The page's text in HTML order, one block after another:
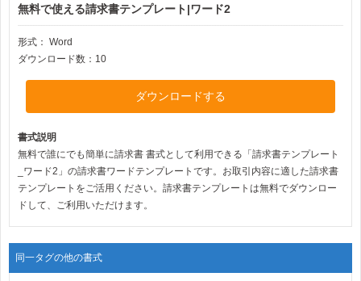
無料で使える請求書テンプレート|ワード2
形式： Word
ダウンロード数：10
ダウンロードする
書式説明
無料で誰にでも簡単に請求書 書式として利用できる「請求書テンプレート
_ワード2」の請求書ワードテンプレートです。お取引内容に適した請求書
テンプレートをご活用ください。請求書テンプレートは無料でダウンロー
ドして、ご利用いただけます。
同一タグの他の書式